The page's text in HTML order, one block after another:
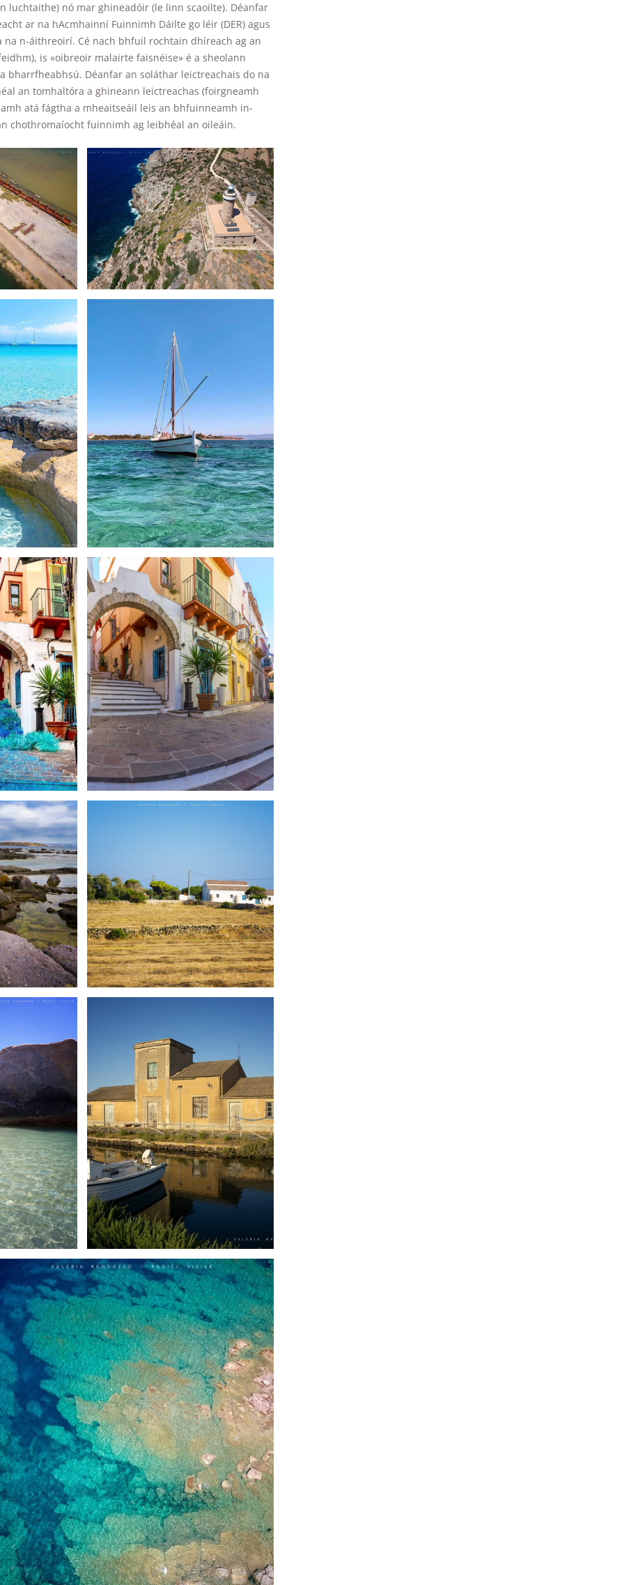
luchtaithe) nó mar ghineadóir (le linn scaoilte). Déanfar
ar na hAcmhainní Fuinnimh Dáilte go léir (DER) agus
n-áithreoirí. Cé nach bhfuil rochtain dhíreach ag an
is «oibreoir malairte faisnéise» é a sheolann
Déanfar an soláthar leictreachais do na
an tomhaltóra a ghineann leictreachas (foirgneamh
atá fágtha a mheaitseáil leis an bhfuinneamh in-
chothromaíocht fuinnimh ag leibhéal an oileáin.
functionality
will
disappear
from the
website.
Marketing
By sharing
interests and
behavior as
you visit our
site, you
increase the
chance of
seeing
personalized
content and
offers.